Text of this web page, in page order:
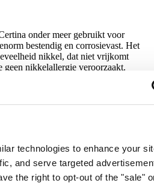
technologies to enhance your
and serve targeted
the right to opt-out of the "sale"
onder meer gebruikt voor
bestendig en corrosievast. Het
nikkel, dat niet vrijkomt
geen nikkelallergie veroorzaakt.
vapour deposition en verwijst
vorm kan worden overgebracht op
en zeer hard.